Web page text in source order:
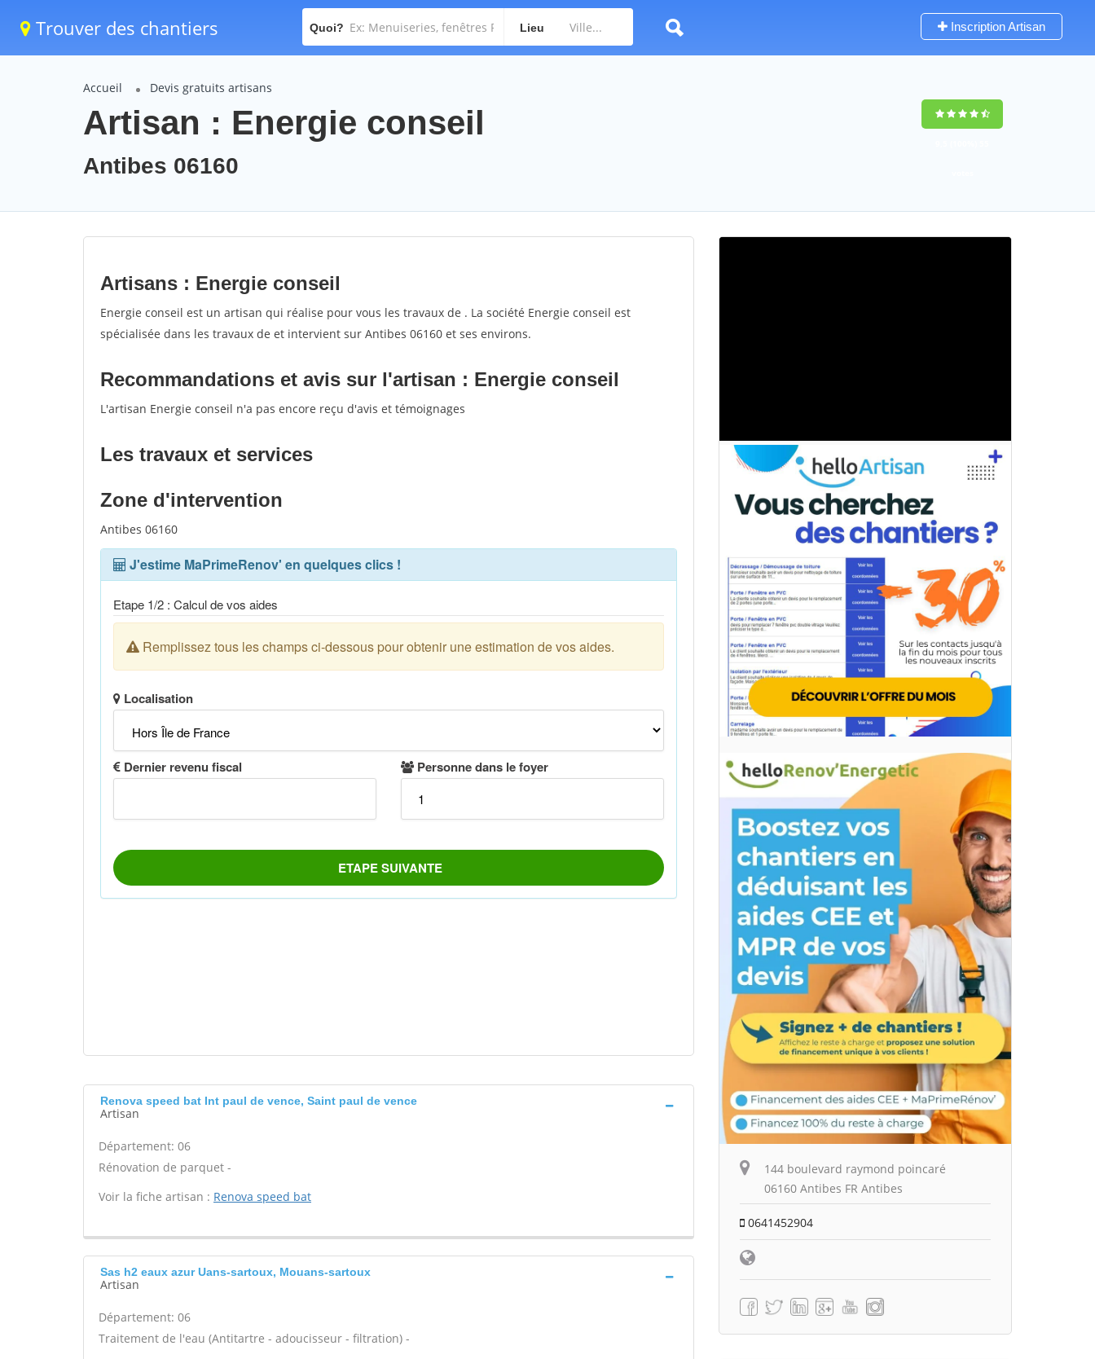
Trouver des chantiers Quoi? Lieu Inscription Artisan
Accueil Devis gratuits artisans
Artisan : Energie conseil
Antibes 06160
Artisans : Energie conseil
Energie conseil est un artisan qui réalise pour vous les travaux de . La société Energie conseil est
spécialisée dans les travaux de et intervient sur Antibes 06160 et ses environs.
Recommandations et avis sur l'artisan : Energie conseil
L'artisan Energie conseil n'a pas encore reçu d'avis et témoignages
Les travaux et services
Zone d'intervention
Antibes 06160
Renova speed bat Int paul de vence, Saint paul de vence
Artisan
Département: 06
Rénovation de parquet -
Voir la fiche artisan : Renova speed bat
Sas h2 eaux azur Uans-sartoux, Mouans-sartoux
Artisan
Département: 06
Traitement de l'eau (Antitartre - adoucisseur - filtration) -
144 boulevard raymond poincaré
06160 Antibes FR Antibes
0641452904